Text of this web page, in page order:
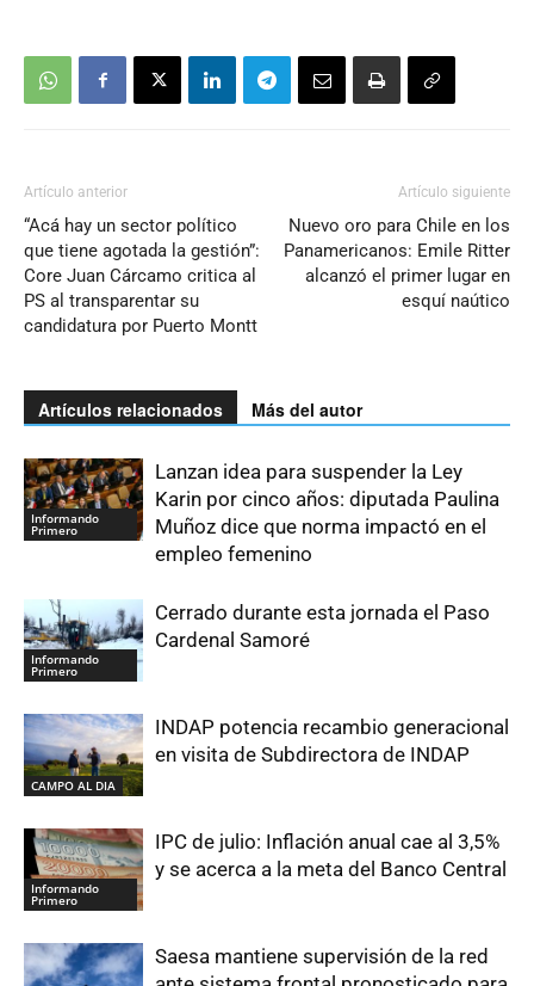
Artículo anterior
“Acá hay un sector político
que tiene agotada la gestión”:
Core Juan Cárcamo critica al
PS al transparentar su
candidatura por Puerto Montt
Artículo siguiente
Nuevo oro para Chile en los
Panamericanos: Emile Ritter
alcanzó el primer lugar en
esquí naútico
Artículos relacionados Más del autor
Informando
Primero
Lanzan idea para suspender la Ley
Karin por cinco años: diputada Paulina
Muñoz dice que norma impactó en el
empleo femenino
Informando
Primero
Cerrado durante esta jornada el Paso
Cardenal Samoré
CAMPO AL DIA
INDAP potencia recambio generacional
en visita de Subdirectora de INDAP
Informando
Primero
IPC de julio: Inflación anual cae al 3,5%
y se acerca a la meta del Banco Central
Saesa mantiene supervisión de la red